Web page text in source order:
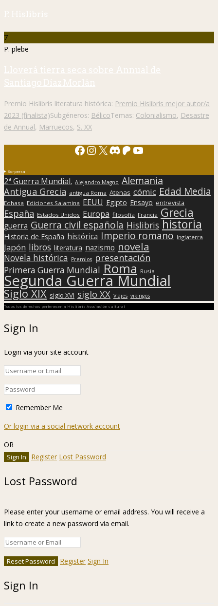
P. Hislibris
7
P. plebe
Lloverá tierra seca sobre Annual de
Santiago Díaz Morlán
Premio Hislibris literatura histórica: Premio Hislibris mejor autor/a
2023 (finalista)Subgéneros: BélicoTemas: Colonialismo, Desastre
de Annual, Marruecos, S. XX
Facebook
Instagram
X Discord
Patreon
YouTube
Sorpresa
2ª Guerra Mundial. Alejandro Magno Alemania
Antigua Grecia antigua Roma Atenas cómic Edad Media
Edhasa Ediciones Salamina EEUU Egipto Ensayo entrevista
España Estados Unidos Europa filosofía Francia Grecia
guerra Guerra civil española Hislibris historia
Historia de España histórica Imperio romano Inglaterra
Japón libros literatura nazismo novela
Novela histórica Premios presentación
Primera Guerra Mundial Roma Rusia
Segunda Guerra Mundial
Siglo XIX siglo XVI siglo XX Viajes vikingos
Todos los derechos pertenecen a Hislibris Asociación cultural
Sign In
Login via your site account
Remember Me
Or login via a social network account
OR
Register Lost Password
Lost Password
Please enter your username or email address. You will receive a
link to create a new password via email.
Register Sign In
Sign In